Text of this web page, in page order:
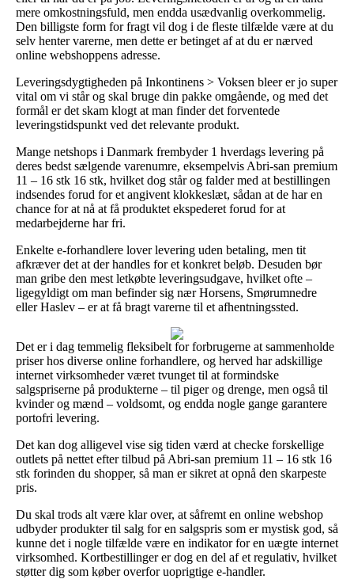
mere omkostningsfuld, men endda usædvanlig overkommelig.
Den billigste form for fragt vil dog i de fleste tilfælde være at du
selv henter varerne, men dette er betinget af at du er nærved
online webshoppens adresse.
Leveringsdygtigheden på Inkontinens > Voksen bleer er jo super
vital om vi står og skal bruge din pakke omgående, og med det
formål er det skam klogt at man finder det forventede
leveringstidspunkt ved det relevante produkt.
Mange netshops i Danmark frembyder 1 hverdags levering på
deres bedst sælgende varenumre, eksempelvis Abri-san premium
11 – 16 stk 16 stk, hvilket dog står og falder med at bestillingen
indsendes forud for et angivent klokkeslæt, sådan at de har en
chance for at nå at få produktet ekspederet forud for at
medarbejderne har fri.
Enkelte e-forhandlere lover levering uden betaling, men tit
afkræver det at der handles for et konkret beløb. Desuden bør
man gribe den mest letkøbte leveringsudgave, hvilket ofte –
ligegyldigt om man befinder sig nær Horsens, Smørumnedre
eller Haslev – er at få bragt varerne til et afhentningssted.
Det er i dag temmelig fleksibelt for forbrugerne at sammenholde
priser hos diverse online forhandlere, og herved har adskillige
internet virksomheder været tvunget til at formindske
salgspriserne på produkterne – til piger og drenge, men også til
kvinder og mænd – voldsomt, og endda nogle gange garantere
portofri levering.
Det kan dog alligevel vise sig tiden værd at checke forskellige
outlets på nettet efter tilbud på Abri-san premium 11 – 16 stk 16
stk forinden du shopper, så man er sikret at opnå den skarpeste
pris.
Du skal trods alt være klar over, at såfremt en online webshop
udbyder produkter til salg for en salgspris som er mystisk god, så
kunne det i nogle tilfælde være en indikator for en uægte internet
virksomhed. Kortbestillinger er dog en del af et regulativ, hvilket
støtter dig som køber overfor uoprigtige e-handler.